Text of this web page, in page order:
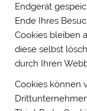
Endgerät
Ende Ihres
Cookies bleiben
diese selbst
durch Ihren
Cookies können